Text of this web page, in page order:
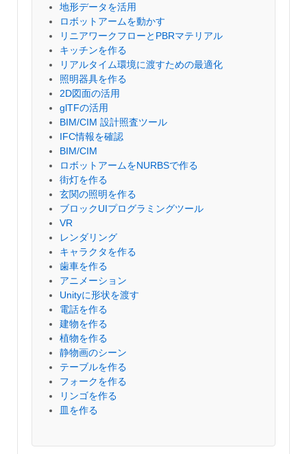
地形データを活用
ロボットアームを動かす
リニアワークフローとPBRマテリアル
キッチンを作る
リアルタイム環境に渡すための最適化
照明器具を作る
2D図面の活用
glTFの活用
BIM/CIM 設計照査ツール
IFC情報を確認
BIM/CIM
ロボットアームをNURBSで作る
街灯を作る
玄関の照明を作る
ブロックUIプログラミングツール
VR
レンダリング
キャラクタを作る
歯車を作る
アニメーション
Unityに形状を渡す
電話を作る
建物を作る
植物を作る
静物画のシーン
テーブルを作る
フォークを作る
リンゴを作る
皿を作る